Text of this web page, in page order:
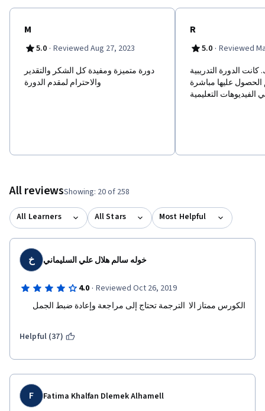
M
5.0 · Reviewed Aug 27, 2023
دورة متميزة ومفيدة كل الشكر والتقدير
والاحترام لمقدم الدورة
R
5.0 · Reviewed
الدورة التدريبية
الحصول عليها مباشرة
الفيديوهات التعليمية
All reviewsShowing: 20 of 258
All Learners All Stars Most Helpful
خ خوله سالم هلال علي السليماني
4.0 · Reviewed Oct 26, 2019
الكورس ممتاز الا  الترجمة تحتاج إلى مراجعة وإعادة ضبط الجمل
Helpful (37)
F Fatima Khalfan Dlemek Alhamell